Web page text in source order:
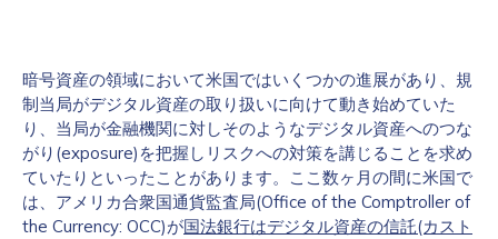
暗号資産の領域において米国ではいくつかの進展があり、規
制当局がデジタル資産の取り扱いに向けて動き始めていた
り、当局が金融機関に対しそのようなデジタル資産へのつな
がり(exposure)を把握しリスクへの対策を講じることを求め
ていたりといったことがあります。ここ数ヶ月の間に米国で
は、アメリカ合衆国通貨監査局(Office of the Comptroller of
the Currency: OCC)が国法銀行はデジタル資産の信託(カスト